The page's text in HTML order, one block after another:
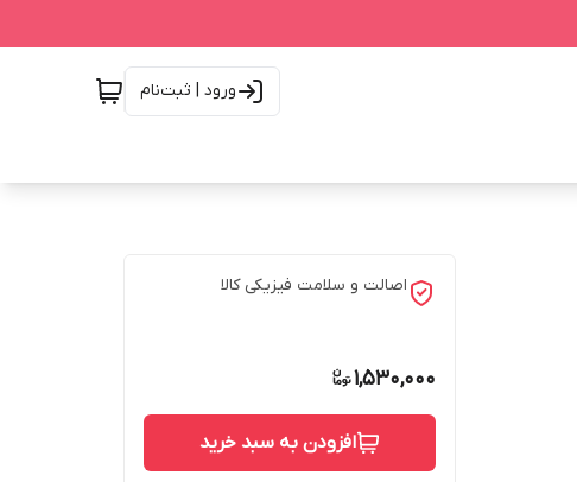
ورود | ثبت‌نام
اصالت و سلامت فیزیکی کالا
1,530,000
افزودن به سبد خرید